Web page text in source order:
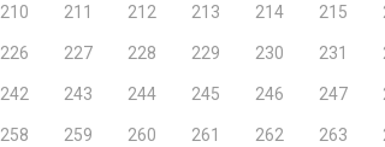
210 211 212 213 214 215
226 227 228 229 230 231
242 243 244 245 246 247
258 259 260 261 262 263